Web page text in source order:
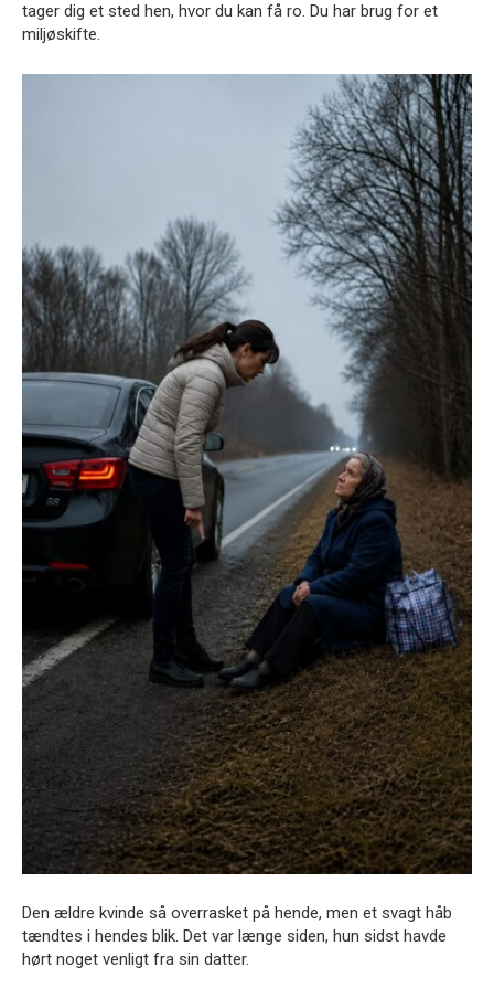
tager dig et sted hen, hvor du kan få ro. Du har brug for et
miljøskifte.
Den ældre kvinde så overrasket på hende, men et svagt håb
tændtes i hendes blik. Det var længe siden, hun sidst havde
hørt noget venligt fra sin datter.